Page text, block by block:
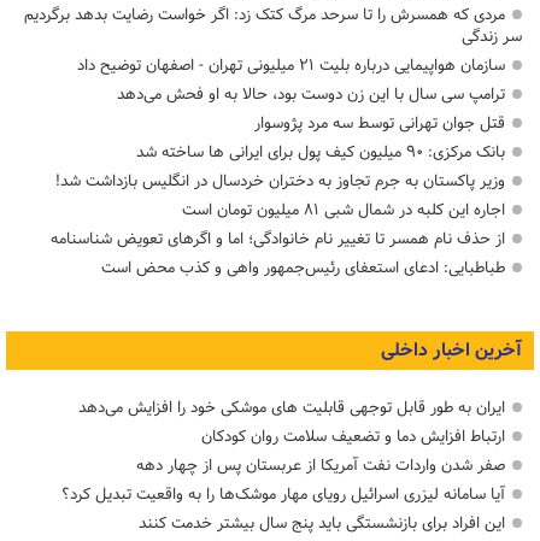
مردی که همسرش را تا سرحد مرگ کتک زد: اگر خواست رضایت بدهد برگردیم
سر زندگی
سازمان هواپیمایی درباره بلیت ۲۱ میلیونی تهران - اصفهان توضیح داد
ترامپ سی سال با این زن دوست بود، حالا به او فحش می‌دهد
قتل جوان تهرانی توسط سه مرد پژوسوار
بانک مرکزی: ۹۰ میلیون کیف پول برای ایرانی ها ساخته شد
وزیر پاکستان به جرم تجاوز به دختران خردسال در انگلیس بازداشت شد!
اجاره این کلبه در شمال شبی ۸۱ میلیون تومان است
از حذف نام همسر تا تغییر نام خانوادگی؛ اما و اگرهای تعویض شناسنامه
طباطبایی: ادعای استعفای رئیس‌جمهور واهی و کذب محض است
آخرین اخبار داخلی
ایران به طور قابل توجهی قابلیت های موشکی خود را افزایش می‌دهد
ارتباط افزایش دما و تضعیف سلامت روان کودکان
صفر شدن واردات نفت آمریکا از عربستان پس از چهار دهه
آیا سامانه لیزری اسرائیل رویای مهار موشک‌ها را به واقعیت تبدیل کرد؟
این افراد برای بازنشستگی باید پنج سال بیشتر خدمت کنند